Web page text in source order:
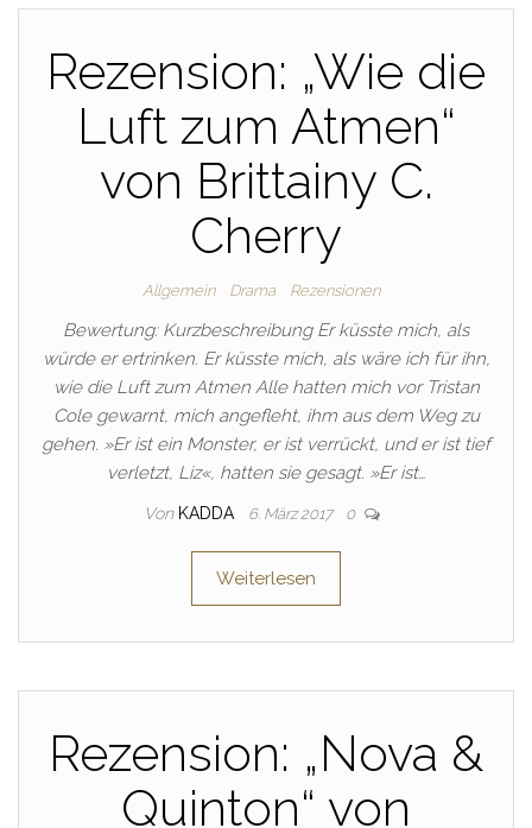
Rezension: „Wie die
Luft zum Atmen“
von Brittainy C.
Cherry
Allgemein Drama Rezensionen
Bewertung: Kurzbeschreibung Er küsste mich, als
würde er ertrinken. Er küsste mich, als wäre ich für ihn,
wie die Luft zum Atmen Alle hatten mich vor Tristan
Cole gewarnt, mich angefleht, ihm aus dem Weg zu
gehen. »Er ist ein Monster, er ist verrückt, und er ist tief
verletzt, Liz«, hatten sie gesagt. »Er ist…
Von KADDA 6. März 2017 0
Weiterlesen
Rezension: „Nova &
Quinton“ von